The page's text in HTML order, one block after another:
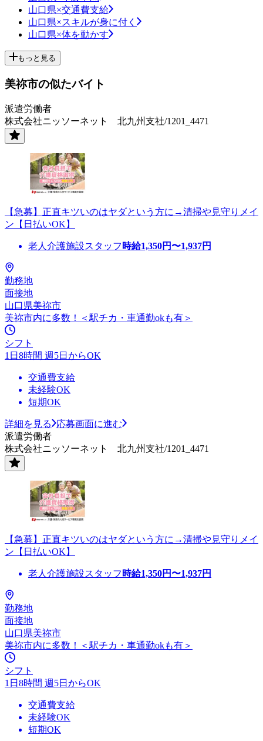
山口県×交通費支給
山口県×スキルが身に付く
山口県×体を動かす
もっと見る
美祢市の似たバイト
派遣労働者
株式会社ニッソーネット 北九州支社/1201_4471
【急募】正直キツいのはヤダという方に→清掃や見守りメイ
ン【日払いOK】
老人介護施設スタッフ 時給1,350円〜1,937円
勤務地
面接地
山口県美祢市
美祢市内に多数！＜駅チカ・車通勤okも有＞
シフト
1日8時間 週5日からOK
交通費支給
未経験OK
短期OK
詳細を見る
応募画面に進む
派遣労働者
株式会社ニッソーネット 北九州支社/1201_4471
【急募】正直キツいのはヤダという方に→清掃や見守りメイ
ン【日払いOK】
老人介護施設スタッフ 時給1,350円〜1,937円
勤務地
面接地
山口県美祢市
美祢市内に多数！＜駅チカ・車通勤okも有＞
シフト
1日8時間 週5日からOK
交通費支給
未経験OK
短期OK